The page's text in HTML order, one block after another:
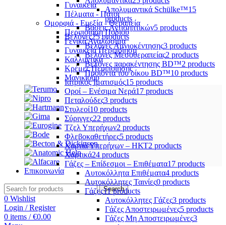
Γυναικεία
Πέλματα - Πάτοι
Ομορφιά - Ευεξία - Θεραπεία
Περιποίηση Ποδιού
Γενικά Αναλώσιμα
Γυναικεία Περιποίηση
Καλλυντικά
Κρέμες Περιποίησης
Μανικιούρ
Επικοινωνία
Search
0 Wishlist
Login / Register
0 items / €0.00
Απολυμαντικά Schülke™15
products
Βάσεις Αντισηπτικών5 products
Βελόνες25 products
Βελόνες Αμνιοκέντησης3 products
Βελόνες Μεσοθεραπείας2 products
Βελόνες παρακέντησης BD™2 products
Προϊόντα του οίκου BD™10 products
Ιατρικός Ιματισμός15 products
Οροί – Ενέσιμα Νερά17 products
Πεταλούδες3 products
Στυλεοί10 products
Σύριγγες22 products
Τζελ Υπερήχων2 products
Φλεβοκαθετήρες5 products
Χαρτιά Υπερήχων – ΗΚΤ2 products
Χαρτικά24 products
Γάζες – Επίδεσμοι – Επιθέματα17 products
Αυτοκόλλητα Επιθέματα4 products
Αυτοκόλλητες Ταινίες0 products
Γάζες11 products
Αυτοκόλλητες Γάζες3 products
Γάζες Αποστειρωμένες5 products
Γάζες Μη Αποστειρωμένες3